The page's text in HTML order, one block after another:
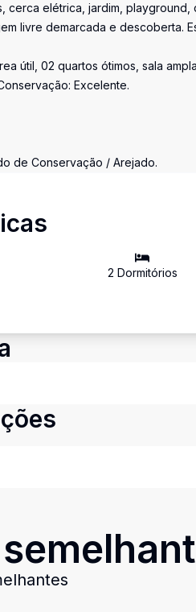
cerca elétrica, jardim,
livre demarcada e descoberta.
útil, 02 quartos ótimos, sala
Excelente.
de Conservação / Arejado.
2 Dormitórios